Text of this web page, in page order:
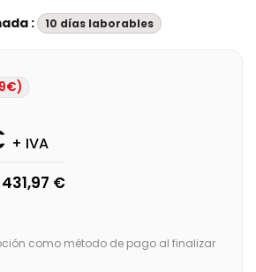
:
10 días laborables
+ IVA
431,97 €
como método de pago al finalizar